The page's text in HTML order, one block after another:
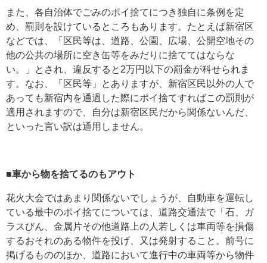
また、各自治体でごみのポイ捨てにつき独自に条例を定
め、罰則を設けているところもあります。たとえば新宿区
などでは、「区民等は、道路、公園、広場、公開空地その
他の公共の場所に空き缶等をみだりに捨ててはならな
い。」とされ、違反すると2万円以下の罰金が科せられま
す。なお、「区民等」とありますが、新宿区民以外の人で
あっても新宿内を通過した際にポイ捨てすればこの罰則が
適用されますので、自分は新宿区民だから関係ないんだ、
といった言い訳は通用しません。
■車から物を捨てるのもアウト
花火大会ではあまり関係ないでしょうが、自動車を運転し
ている最中のポイ捨てについては、道路交通法で「石、ガ
ラスびん、金属片その他道路上の人若しくは車両等を損傷
するおそれのある物件を投げ、又は発射すること。前号に
掲げるもののほか、道路において進行中の車両等から物件